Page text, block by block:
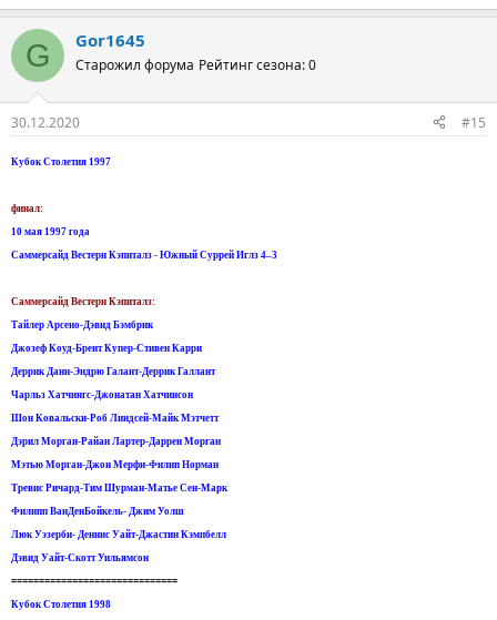
G Gor1645
Старожил форума Рейтинг сезона: 0
30.12.2020 #15
Кубок Столетия 1997
финал:
10 мая 1997 года
Саммерсайд Вестерн Кэпиталз - Южный Суррей Иглз 4–3
Саммерсайд Вестерн Кэпиталз:
Тайлер Арсено-Дэвид Бэмбрик
Джозеф Коуд-Брент Купер-Стивен Карри
Деррик Данн-Эндрю Галант-Деррик Галлант
Чарльз Хатчингс-Джонатан Хатчинсон
Шон Ковальски-Роб Линдсей-Майк Мэтчетт
Дэрил Морган-Райан Лартер-Даррен Морган
Мэтью Морган-Джон Мерфи-Филип Норман
Тревис Ричард-Тим Шурман-Матье Сен-Марк
Филипп ВанДенБойкель- Джим Уолш
Люк Уэзерби- Деннис Уайт-Джастин Кэмпбелл
Дэвид Уайт-Скотт Уильямсон
==============================
Кубок Столетия 1998